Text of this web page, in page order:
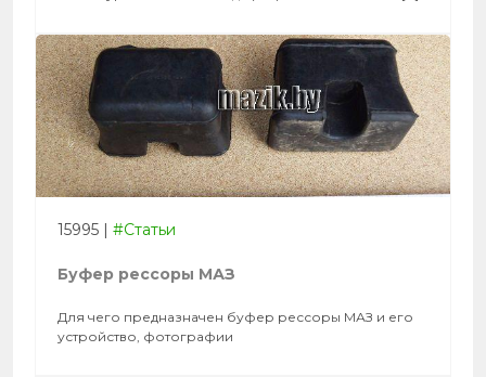
15995 | #Статьи
Буфер рессоры МАЗ
Для чего предназначен буфер рессоры МАЗ и его
устройство, фотографии